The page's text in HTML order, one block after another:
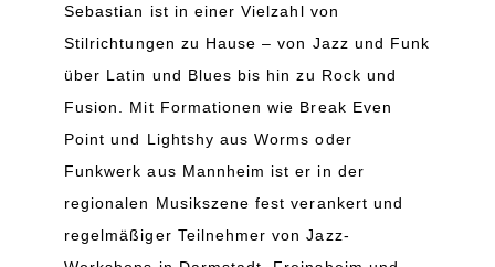
Sebastian ist in einer Vielzahl von
Stilrichtungen zu Hause – von Jazz und Funk
über Latin und Blues bis hin zu Rock und
Fusion. Mit Formationen wie Break Even
Point und Lightshy aus Worms oder
Funkwerk aus Mannheim ist er in der
regionalen Musikszene fest verankert und
regelmäßiger Teilnehmer von Jazz-